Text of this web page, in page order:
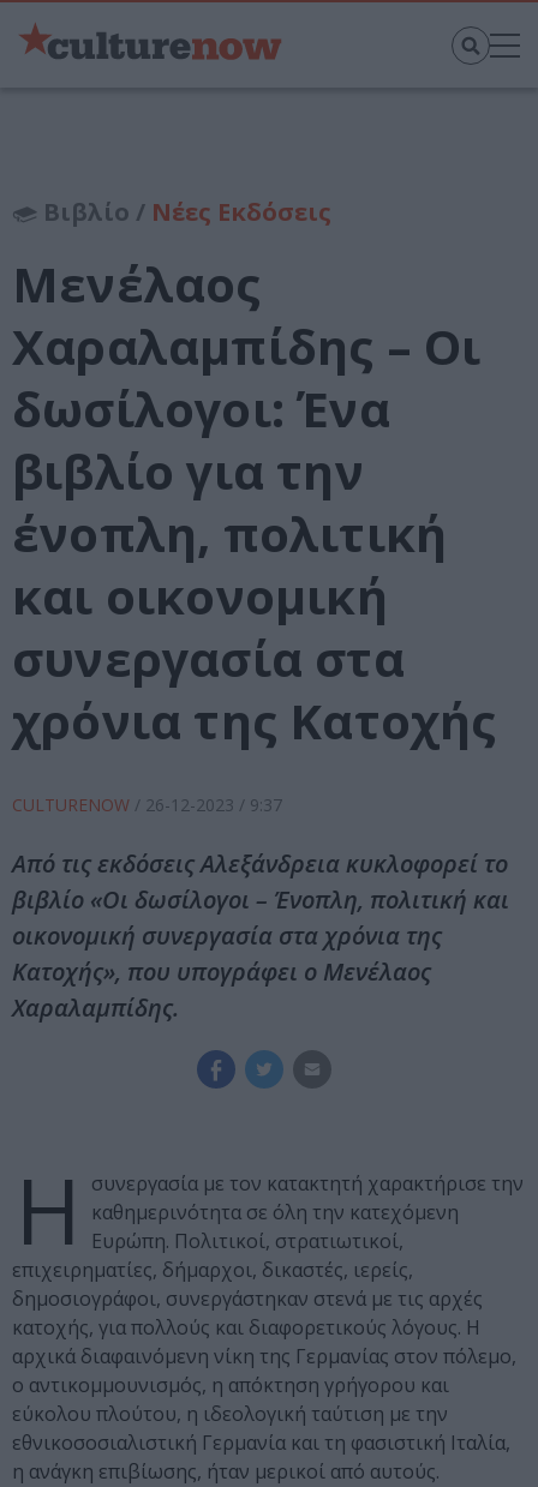
Βιβλίο / Νέες Εκδόσεις
Μενέλαος
Χαραλαμπίδης – Οι
δωσίλογοι: Ένα
βιβλίο για την
ένοπλη, πολιτική
και οικονομική
συνεργασία στα
χρόνια της Κατοχής
CULTURENOW / 26-12-2023 / 9:37
Από τις εκδόσεις Αλεξάνδρεια κυκλοφορεί το
βιβλίο «Οι δωσίλογοι – Ένοπλη, πολιτική και
οικονομική συνεργασία στα χρόνια της
Κατοχής», που υπογράφει ο Μενέλαος
Χαραλαμπίδης.
Η
συνεργασία με τον κατακτητή χαρακτήρισε την
καθημερινότητα σε όλη την κατεχόμενη
Ευρώπη. Πολιτικοί, στρατιωτικοί,
επιχειρηματίες, δήμαρχοι, δικαστές, ιερείς,
δημοσιογράφοι, συνεργάστηκαν στενά με τις αρχές
κατοχής, για πολλούς και διαφορετικούς λόγους. Η
αρχικά διαφαινόμενη νίκη της Γερμανίας στον πόλεμο,
ο αντικομμουνισμός, η απόκτηση γρήγορου και
εύκολου πλούτου, η ιδεολογική ταύτιση με την
εθνικοσοσιαλιστική Γερμανία και τη φασιστική Ιταλία,
η ανάγκη επιβίωσης, ήταν μερικοί από αυτούς.